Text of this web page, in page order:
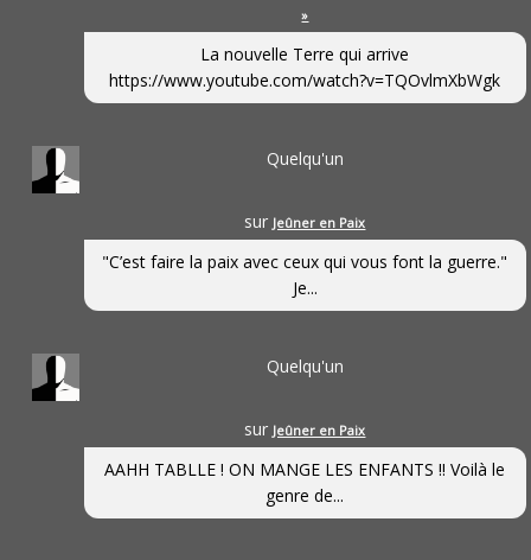
»
La nouvelle Terre qui arrive
https://www.youtube.com/watch?v=TQOvlmXbWgk
Quelqu'un
sur Jeûner en Paix
"C’est faire la paix avec ceux qui vous font la guerre."
Je...
Quelqu'un
sur Jeûner en Paix
AAHH TABLLE ! ON MANGE LES ENFANTS !! Voilà le
genre de...